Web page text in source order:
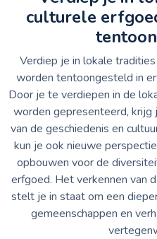
culturele
Verdiep je in lokale
worden tentoongesteld in
Door je te verdiepen in de
worden gepresenteerd,
van de geschiedenis en
kun je ook nieuwe
opbouwen voor de
erfgoed. Het verkennen van
stelt je in staat om een
gemeenschappen en